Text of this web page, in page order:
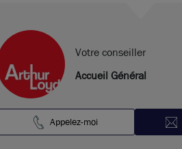
Votre conseiller
Accueil Général
Appelez-moi